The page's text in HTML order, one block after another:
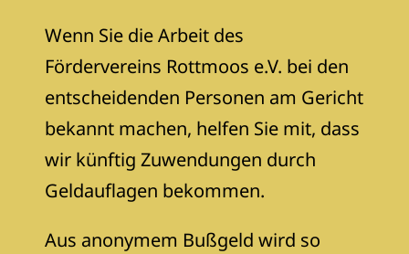
Wenn Sie die Arbeit des
Fördervereins Rottmoos e.V. bei den
entscheidenden Personen am Gericht
bekannt machen, helfen Sie mit, dass
wir künftig Zuwendungen durch
Geldauflagen bekommen.
Aus anonymem Bußgeld wird so